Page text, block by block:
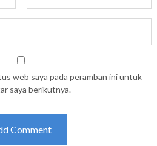
web saya pada peramban ini untuk
saya berikutnya.